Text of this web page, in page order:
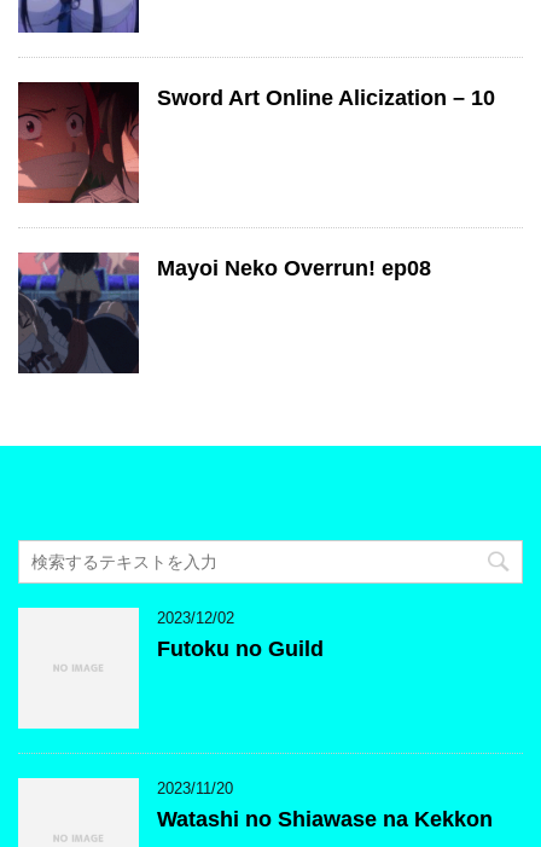
Sword Art Online Alicization – 10
Mayoi Neko Overrun! ep08
2023/12/02
Futoku no Guild
2023/11/20
Watashi no Shiawase na Kekkon